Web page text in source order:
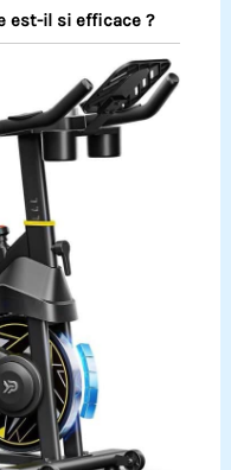
est-il si efficace ?